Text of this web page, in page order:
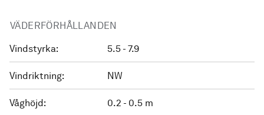
VÄDERFÖRHÅLLANDEN
Vindstyrka: 5.5 - 7.9
Vindriktning: NW
Våghöjd: 0.2 - 0.5 m